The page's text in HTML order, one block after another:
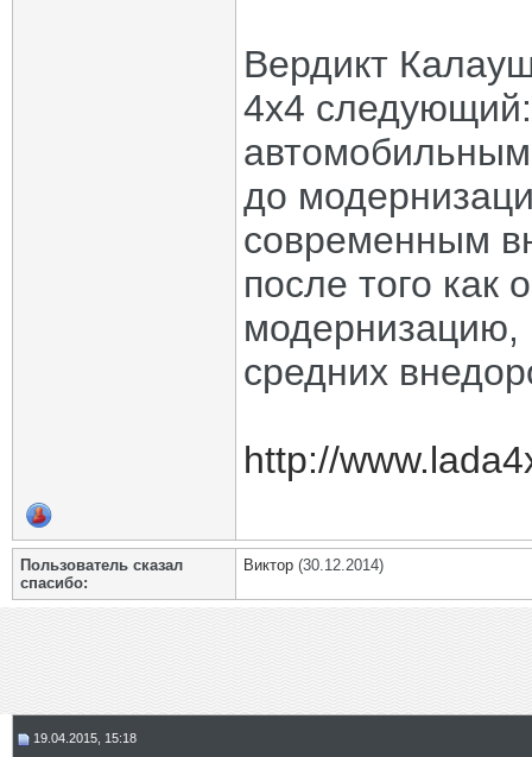
Вердикт
4x4
до
современным
после того
модернизацию,
средних
http://
Пользователь сказал
cпасибо:
Виктор (30.12.2014)
19.04.2015, 15:18